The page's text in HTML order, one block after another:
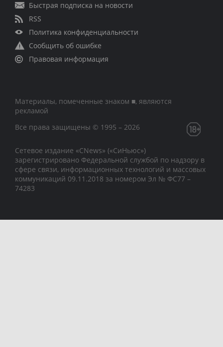
Быстрая подписка на новости
RSS
Политика конфиденциальности
Сообщить об ошибке
Правовая информация
Материалы, помеченные знаком ■, являются
рекламой
Все права защищены © 1995 – 2026
Сетевое издание «CNews» («СиНьюс»)
зарегистрировано Федеральной службой по надзору в
сфере связи, информационных технологий и массовых
коммуникаций 09.11.2018 за номером Эл № ФС77 –
74283